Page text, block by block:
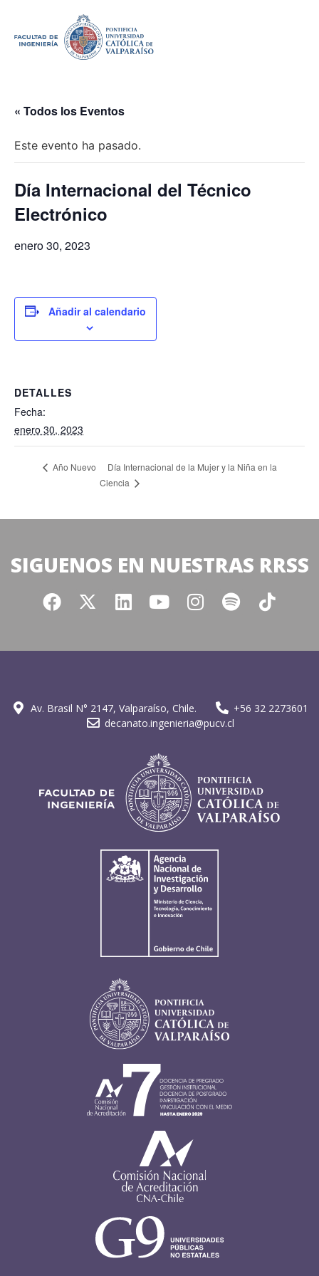
« Todos los Eventos
Este evento ha pasado.
Día Internacional del Técnico
Electrónico
enero 30, 2023
Añadir al calendario
DETALLES
Fecha:
enero 30, 2023
Año Nuevo
Día Internacional de la Mujer y la Niña en la
Ciencia
SIGUENOS EN NUESTRAS RRSS
Av. Brasil N° 2147, Valparaíso, Chile.
+56 32 2273601
decanato.ingenieria@pucv.cl